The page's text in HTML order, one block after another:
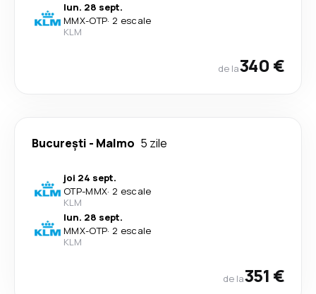
lun. 28 sept.
MMX-OTP· 2 escale
KLM
de la340 €
București - Malmo 5 zile
joi 24 sept.
OTP-MMX· 2 escale
KLM
lun. 28 sept.
MMX-OTP· 2 escale
KLM
de la351 €